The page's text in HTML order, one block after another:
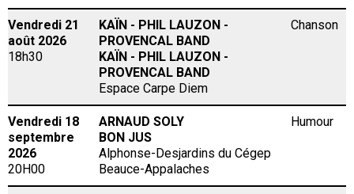
SALLES
Salles
Alphonse-Desjardins du Cégep Beauce-Appalaches
Cabaret des Amants
Église Saint-Georges
Entrecours du Cégep Beauce-Appalaches
BILLETTERIE
CARTE-CADEAU
CONTACT
Vendredi 21
août 2026
18h30
KAÏN - PHIL LAUZON -
PROVENCAL BAND
KAÏN - PHIL LAUZON -
PROVENCAL BAND
Espace Carpe Diem
Chanson
Vendredi 18
septembre
2026
20H00
ARNAUD SOLY
BON JUS
Alphonse-Desjardins du Cégep
Beauce-Appalaches
Humour